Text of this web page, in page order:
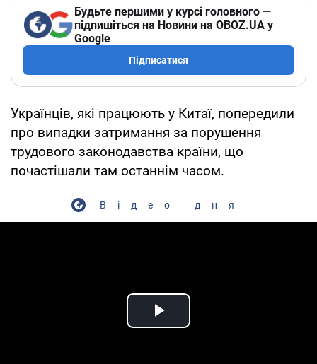
Будьте першими у курсі головного —
підпишіться на Новини на OBOZ.UA у
Google
Підписатися
Українців, які працюють у Китаї, попередили
про випадки затримання за порушення
трудового законодавства країни, що
почастішали там останнім часом.
Відео дня
Play Video